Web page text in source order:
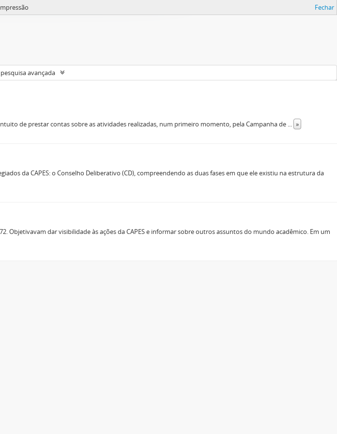
Fechar
avançada
de prestar contas sobre as atividades realizadas, num primeiro momento, pela Campanha de ... »
da CAPES: o Conselho Deliberativo (CD), compreendendo as duas fases em que ele existiu na estrutura da
Objetivavam dar visibilidade às ações da CAPES e informar sobre outros assuntos do mundo acadêmico. Em um